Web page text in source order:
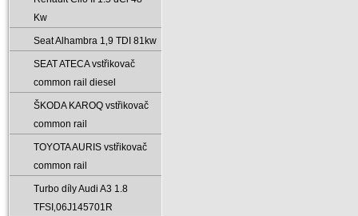
Kw
Seat Alhambra 1‚9 TDI 81kw
SEAT ATECA vstřikovač
common rail diesel
ŠKODA KAROQ vstřikovač
common rail
TOYOTA AURIS vstřikovač
common rail
Turbo díly Audi A3 1.8
TFSI‚06J145701R